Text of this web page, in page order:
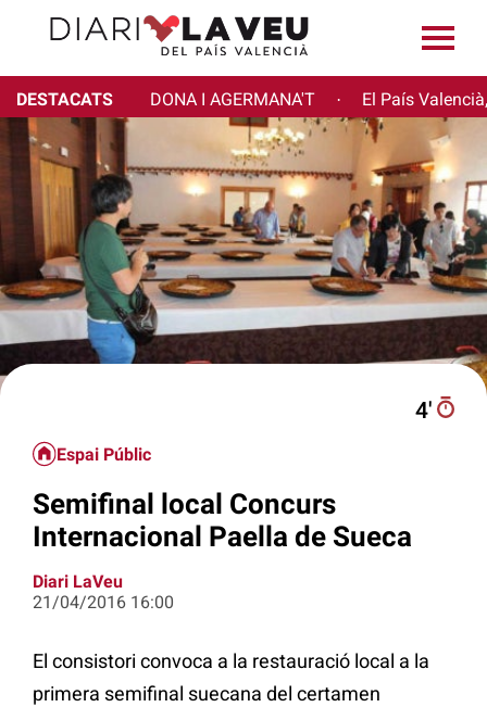
DESTACATS DONA I AGERMANA'T · El País
4′
Espai Públic
Semifinal local Concurs
Internacional Paella de Sueca
Diari LaVeu
21/04/2016 16:00
El consistori convoca a la restauració local a la
primera semifinal suecana del certamen